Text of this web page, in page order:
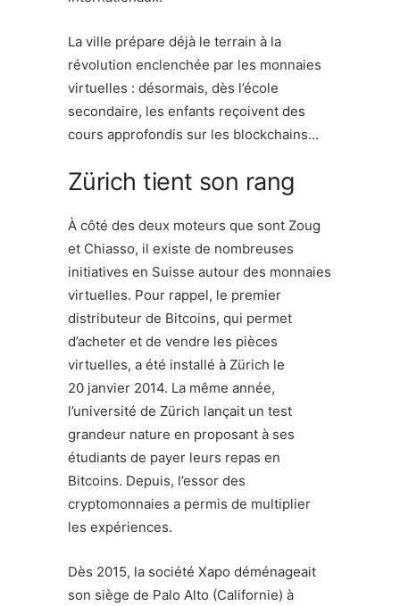
La ville prépare déjà le terrain à la
révolution enclenchée par les monnaies
virtuelles : désormais, dès l’école
secondaire, les enfants reçoivent des
cours approfondis sur les blockchains…
Zürich tient son rang
À côté des deux moteurs que sont Zoug
et Chiasso, il existe de nombreuses
initiatives en Suisse autour des monnaies
virtuelles. Pour rappel, le premier
distributeur de Bitcoins, qui permet
d’acheter et de vendre les pièces
virtuelles, a été installé à Zürich le
20 janvier 2014. La même année,
l’université de Zürich lançait un test
grandeur nature en proposant à ses
étudiants de payer leurs repas en
Bitcoins. Depuis, l’essor des
cryptomonnaies a permis de multiplier
les expériences.
Dès 2015, la société Xapo déménageait
son siège de Palo Alto (Californie) à